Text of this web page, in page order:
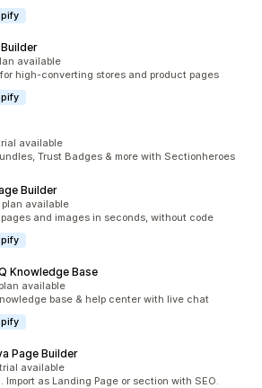
available
high-converting stores and product pages
available
Trust Badges & more with Sectionheroes
Builder
plan available
and images in seconds, without code
Knowledge Base
available
base & help center with live chat
Page Builder
available
Import as Landing Page or section with SEO.